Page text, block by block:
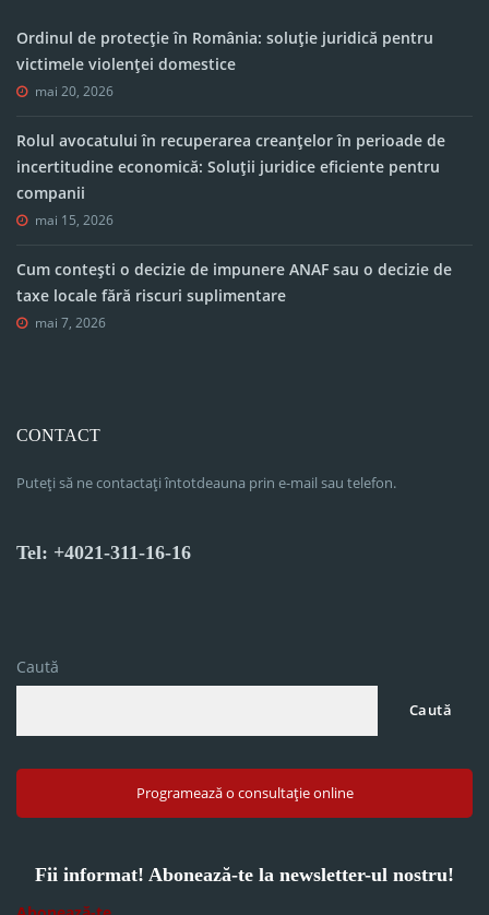
Ordinul de protecție în România: soluție juridică pentru
victimele violenței domestice
mai 20, 2026
Rolul avocatului în recuperarea creanțelor în perioade de
incertitudine economică: Soluții juridice eficiente pentru
companii
mai 15, 2026
Cum contești o decizie de impunere ANAF sau o decizie de
taxe locale fără riscuri suplimentare
mai 7, 2026
CONTACT
Puteți să ne contactați întotdeauna prin e-mail sau telefon.
Tel: +4021-311-16-16
Caută
Caută
Programează o consultație online
Fii informat! Abonează-te la newsletter-ul nostru!